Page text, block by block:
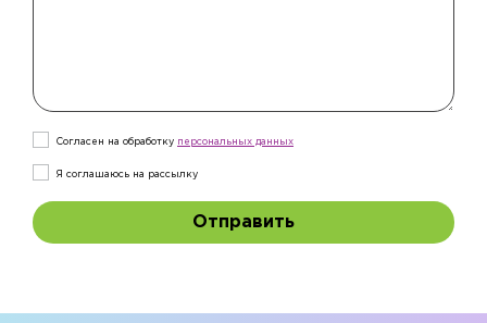
Отправить
Согласен на обработку персональныx данных
Я соглашаюсь на рассылку